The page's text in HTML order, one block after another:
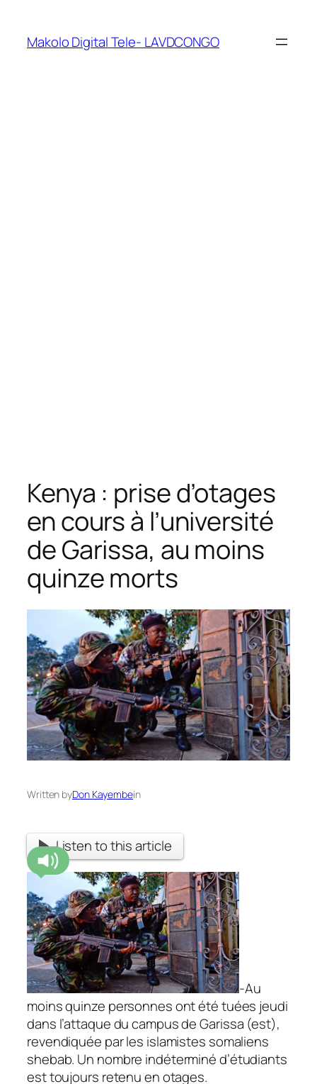
Makolo Digital Tele- LAVDCONGO
Kenya : prise d’otages
en cours à l’université
de Garissa, au moins
quinze morts
Written byDon Kayembein
Listen to this article
-Au
moins quinze personnes ont été tuées jeudi
dans l’attaque du campus de Garissa (est),
revendiquée par les islamistes somaliens
shebab. Un nombre indéterminé d’étudiants
est toujours retenu en otages.